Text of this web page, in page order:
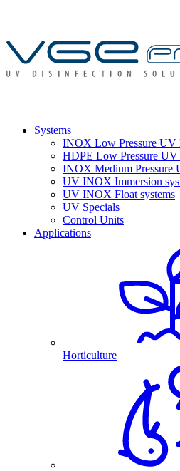
Systems
INOX Low Pressure UV
HDPE Low Pressure UV
INOX Medium Pressure
UV INOX Immersion
UV INOX Float systems
UV Specials
Control Units
Applications
Horticulture